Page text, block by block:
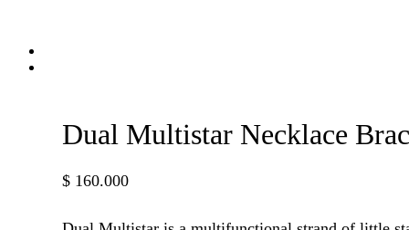
Dual Multistar Necklace
$ 160.000